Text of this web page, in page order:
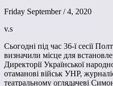
Friday September / 4, 2020
v.s
Сьогодні під час 36-ї сесії
визначили місце для
Директорії Української
отаманові військ УНР,
театральному оглядачеві